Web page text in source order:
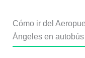
Cómo ir del
Ángeles en autobús